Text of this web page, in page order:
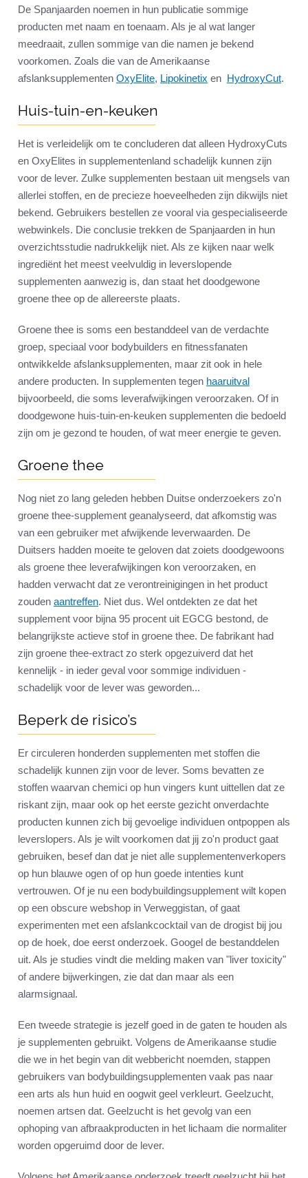
De Spanjaarden noemen in hun publicatie sommige
producten met naam en toenaam. Als je al wat langer
meedraait, zullen sommige van die namen je bekend
voorkomen. Zoals die van de Amerikaanse
afslanksupplementen OxyElite, Lipokinetix en HydroxyCut.
Huis-tuin-en-keuken
Het is verleidelijk om te concluderen dat alleen HydroxyCuts
en OxyElites in supplementenland schadelijk kunnen zijn
voor de lever. Zulke supplementen bestaan uit mengsels van
allerlei stoffen, en de precieze hoeveelheden zijn dikwijls niet
bekend. Gebruikers bestellen ze vooral via gespecialiseerde
webwinkels. Die conclusie trekken de Spanjaarden in hun
overzichtsstudie nadrukkelijk niet. Als ze kijken naar welk
ingrediënt het meest veelvuldig in leverslopende
supplementen aanwezig is, dan staat het doodgewone
groene thee op de allereerste plaats.
Groene thee is soms een bestanddeel van de verdachte
groep, speciaal voor bodybuilders en fitnessfanaten
ontwikkelde afslanksupplementen, maar zit ook in hele
andere producten. In supplementen tegen haaruitval
bijvoorbeeld, die soms leverafwijkingen veroorzaken. Of in
doodgewone huis-tuin-en-keuken supplementen die bedoeld
zijn om je gezond te houden, of wat meer energie te geven.
Groene thee
Nog niet zo lang geleden hebben Duitse onderzoekers zo'n
groene thee-supplement geanalyseerd, dat afkomstig was
van een gebruiker met afwijkende leverwaarden. De
Duitsers hadden moeite te geloven dat zoiets doodgewoons
als groene thee leverafwijkingen kon veroorzaken, en
hadden verwacht dat ze verontreinigingen in het product
zouden aantreffen. Niet dus. Wel ontdekten ze dat het
supplement voor bijna 95 procent uit EGCG bestond, de
belangrijkste actieve stof in groene thee. De fabrikant had
zijn groene thee-extract zo sterk opgezuiverd dat het
kennelijk - in ieder geval voor sommige individuen -
schadelijk voor de lever was geworden...
Beperk de risico’s
Er circuleren honderden supplementen met stoffen die
schadelijk kunnen zijn voor de lever. Soms bevatten ze
stoffen waarvan chemici op hun vingers kunt uittellen dat ze
riskant zijn, maar ook op het eerste gezicht onverdachte
producten kunnen zich bij gevoelige individuen ontpoppen als
leverslopers. Als je wilt voorkomen dat jij zo'n product gaat
gebruiken, besef dan dat je niet alle supplementenverkopers
op hun blauwe ogen of op hun goede intenties kunt
vertrouwen. Of je nu een bodybuildingsupplement wilt kopen
op een obscure webshop in Verweggistan, of gaat
experimenten met een afslankcocktail van de drogist bij jou
op de hoek, doe eerst onderzoek. Googel de bestanddelen
uit. Als je studies vindt die melding maken van "liver toxicity"
of andere bijwerkingen, zie dat dan maar als een
alarmsignaal.
Een tweede strategie is jezelf goed in de gaten te houden als
je supplementen gebruikt. Volgens de Amerikaanse studie
die we in het begin van dit webbericht noemden, stappen
gebruikers van bodybuildingsupplementen vaak pas naar
een arts als hun huid en oogwit geel verkleurt. Geelzucht,
noemen artsen dat. Geelzucht is het gevolg van een
ophoping van afbraakproducten in het lichaam die normaliter
worden opgeruimd door de lever.